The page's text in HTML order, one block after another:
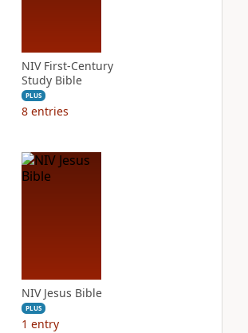
NIV First-Century
Study Bible
PLUS
8 entries
NIV Jesus Bible
PLUS
1 entry